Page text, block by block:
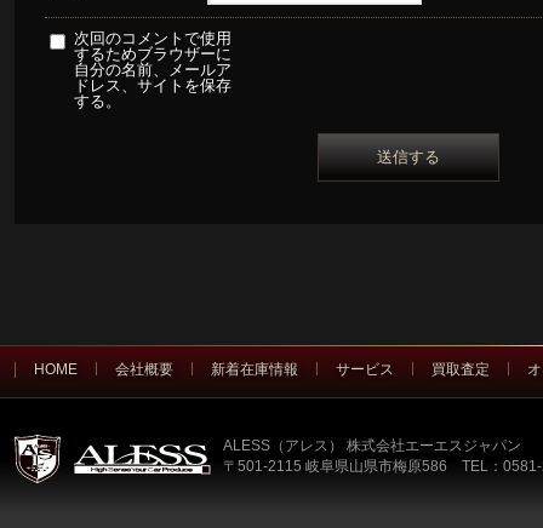
次回のコメントで使用
するためブラウザーに
自分の名前、メールア
ドレス、サイトを保存
する。
HOME 会社概要 新着在庫情報 サービス 買取査定
ALESS（アレス） 株式会社エーエスジャパン
〒501-2115 岐阜県山県市梅原586 TEL：